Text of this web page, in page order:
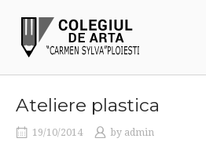
content
Ateliere plastica
19/10/2014 by admin